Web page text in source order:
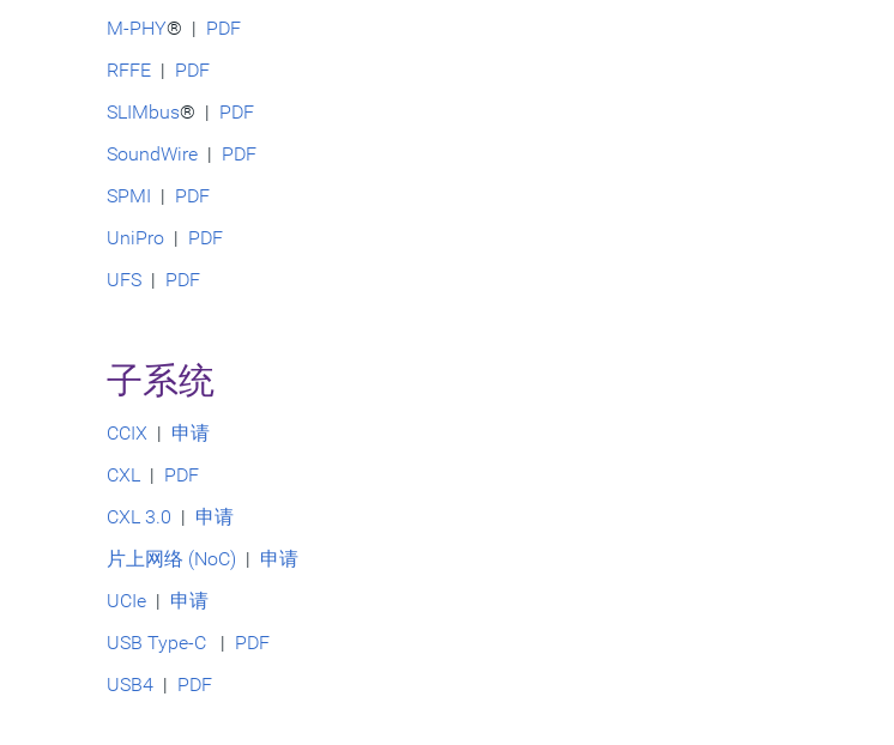
M-PHY® | PDF
RFFE| PDF
SLIMbus® | PDF
SoundWire| PDF
SPMI | PDF
UniPro| PDF
UFS| PDF
子系统
CCIX | 申请
CXL| PDF
CXL 3.0 | 申请
片上网络 (NoC) | 申请
UCIe| 申请
USB Type-C| PDF
USB4| PDF